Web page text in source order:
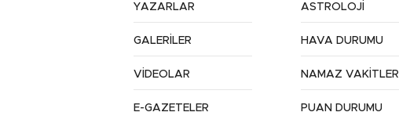
YAZARLAR
GALERİLER
VİDEOLAR
E-GAZETELER
ASTROLOJİ
HAVA DURUMU
NAMAZ VAKİTLERİ
PUAN DURUMU